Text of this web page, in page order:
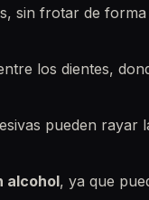
sin frotar de forma
los dientes,
pueden rayar
alcohol, ya que